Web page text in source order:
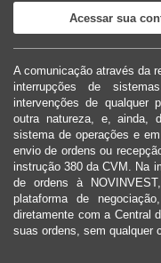
Acessar sua
A comunicação através da
interrupções de
intervenções de qualquer
outra natureza, e, ainda,
sistema de operações e
envio de ordens ou
instrução 380 da CVM. Na
de ordens à
plataforma de
diretamente com a Central
suas ordens, sem qualquer